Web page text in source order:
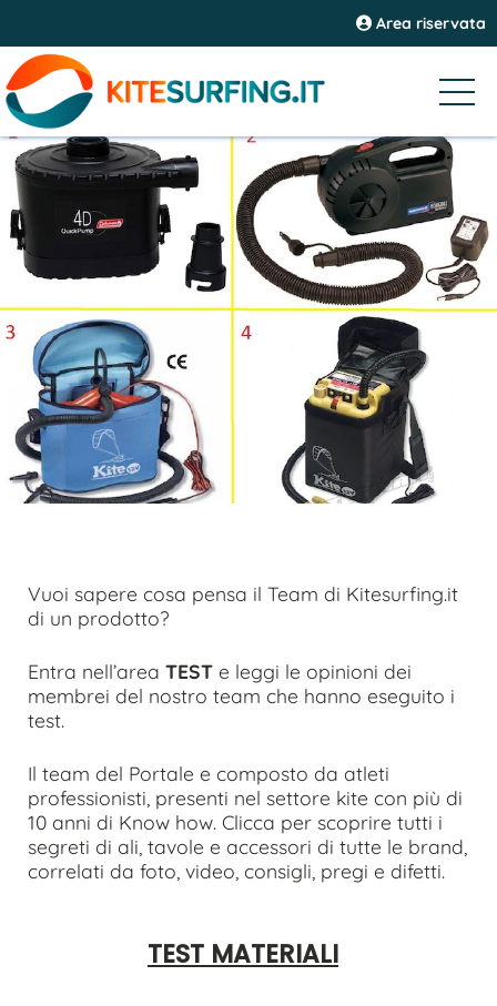
Area riservata
Vuoi sapere cosa pensa il Team di Kitesurfing.it
di un prodotto?
Entra nell’area TEST e leggi le opinioni dei
membrei del nostro team che hanno eseguito i
test.
Il team del Portale e composto da atleti
professionisti, presenti nel settore kite con più di
10 anni di Know how. Clicca per scoprire tutti i
segreti di ali, tavole e accessori di tutte le brand,
correlati da foto, video, consigli, pregi e difetti.
TEST MATERIALI